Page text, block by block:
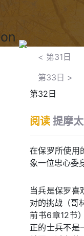
< 第31日
第33日 >
第32日
阅读 提摩
在保罗所使用
象一位忠心委
当兵是保罗喜
对的挑战（哥
前书6章12节
正的士兵不是